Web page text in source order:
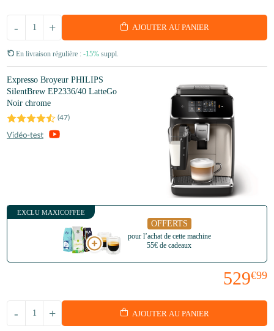
+
- AJOUTER AU PANIER
En livraison régulière : -15% suppl.
Expresso Broyeur PHILIPS
SilentBrew EP2336/40 LatteGo
Noir chrome
(47)
EXCLU MAXICOFFEE
OFFERTS
pour l’achat de cette machine
55€ de cadeaux
529€99
+
- AJOUTER AU PANIER